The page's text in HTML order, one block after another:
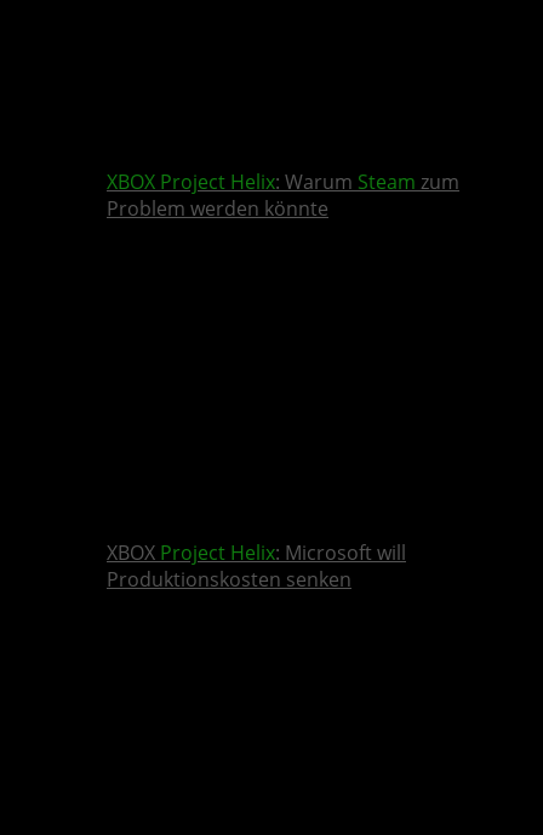
XBOX Project Helix: Warum Steam zum
Problem werden könnte
XBOX Project Helix: Microsoft will
Produktionskosten senken